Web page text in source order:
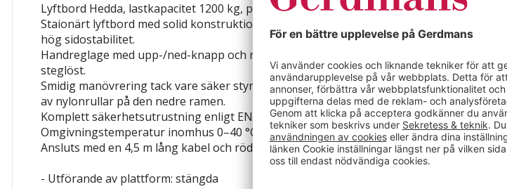
Lyftbord Hedda, lastkapacitet 1200 kg, plattform LxB 1350 x 800 mm.
Staionärt lyftbord med solid konstruktion. Vridstyv sax av fyrkantsrör för
hög sidostabilitet.
Handreglage med upp-/ned-knapp och nödstopp. Lyfter och sänker
steglöst.
Smidig manövrering tack vare säker styrning av saxmekanismen med hjälp
av nylonrullar på den nedre ramen.
Komplett säkerhetsutrustning enligt EN 1570-1. CE-märkt.
Omgivningstemperatur inomhus 0–40 °C.
Ansluts med en 4,5 m lång kabel och röd 16 A CEE-kontakt.
- Utförande av plattform: stängda